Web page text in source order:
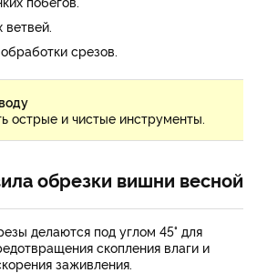
срезов.
острые и чистые инструменты.
обрезки вишни весной
делаются под углом 45° для
скопления влаги и
заживления.